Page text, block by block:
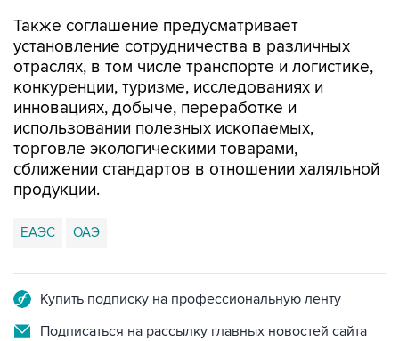
Также соглашение предусматривает
установление сотрудничества в различных
отраслях, в том числе транспорте и логистике,
конкуренции, туризме, исследованиях и
инновациях, добыче, переработке и
использовании полезных ископаемых,
торговле экологическими товарами,
сближении стандартов в отношении халяльной
продукции.
ЕАЭС ОАЭ
Купить подписку на профессиональную ленту
Подписаться на рассылку главных новостей сайта